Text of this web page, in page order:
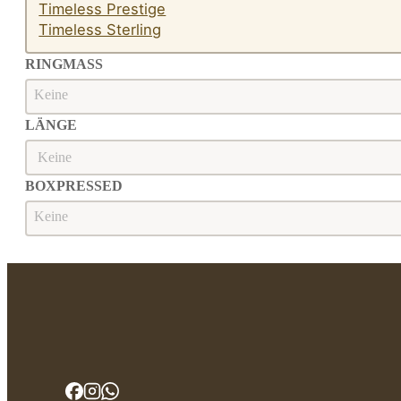
Timeless Prestige
Timeless Sterling
RINGMASS
RINGMASS
Ringmaß
LÄNGE
LÄNGE
Länge
BOXPRESSED
BOXPRESSED
Boxpressed